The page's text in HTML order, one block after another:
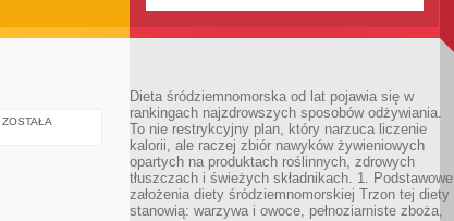
W
ZOSTAŁA
Dieta śródziemnomorska od lat pojawia się w
rankingach najzdrowszych sposobów odżywiania.
To nie restrykcyjny plan, który narzuca liczenie
kalorii, ale raczej zbiór nawyków żywieniowych
opartych na produktach roślinnych, zdrowych
tłuszczach i świeżych składnikach. 1. Podstawowe
założenia diety śródziemnomorskiej Trzon tej diety
stanowią: warzywa i owoce, pełnoziarniste zboża,